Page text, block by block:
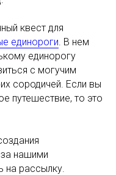
квест для
единороги. В нем
единорогу
с могучим
сородичей. Если вы
путешествие, то это
за нашими
на рассылку.